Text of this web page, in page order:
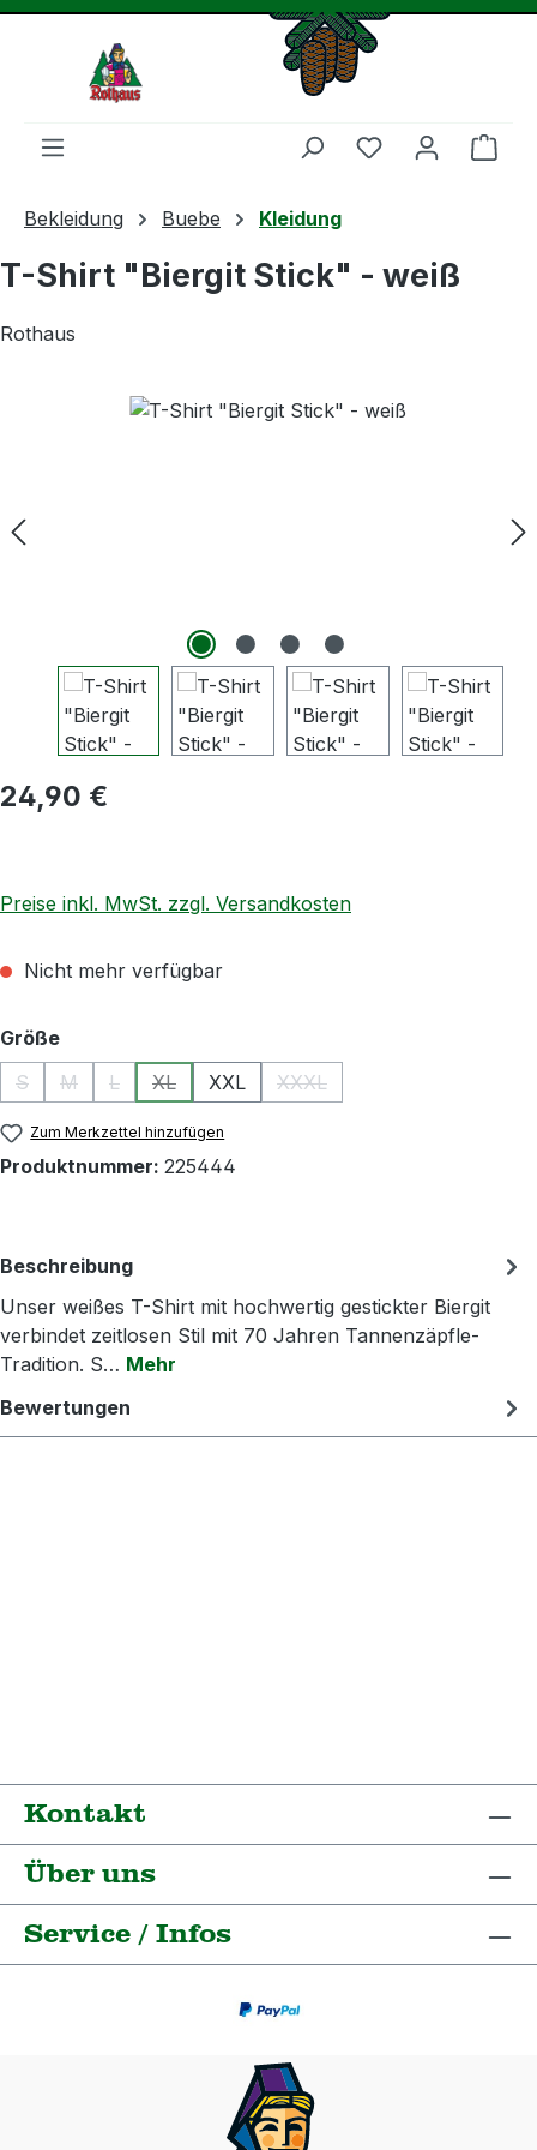
Du hast 0
Bekleidung Buebe Kleidung
T-Shirt "Biergit Stick" - weiß
Rothaus
Bildergalerie überspringen
Regulärer Preis:
24,90 €
Preise inkl. MwSt. zzgl. Versandkosten
Nicht mehr verfügbar
Größeauswählen
S
(Diese Option ist zurzeit nicht verfügbar.)
M
(Diese Option ist zurzeit nicht verfügbar.)
L
(Diese Option ist zurzeit nicht verfügbar.)
XL
(Diese Option ist zurzeit nicht verfügbar.)
XXL XXXL
(Diese Option ist zurzeit
Zum Merkzettel hinzufügen
Produktnummer: 225444
Beschreibung
Unser weißes T-Shirt mit hochwertig gestickter Biergit
verbindet zeitlosen Stil mit 70 Jahren Tannenzäpfle-
Tradition. S… Mehr
Bewertungen
Kontakt
Über uns
Service / Infos